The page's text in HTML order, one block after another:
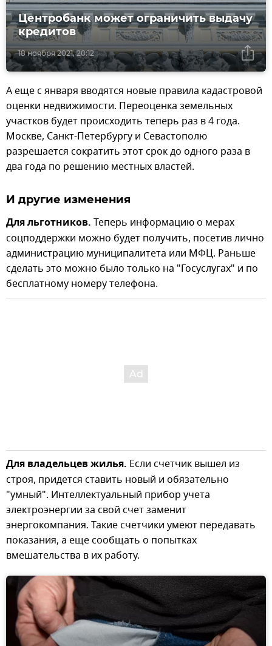
18 ноября 2021, 20:12
Центробанк может ограничить выдачу
кредитов
А еще с января вводятся новые правила кадастровой
оценки недвижимости. Переоценка земельных
участков будет происходить теперь раз в 4 года.
Москве, Санкт-Петербургу и Севастополю
разрешается сократить этот срок до одного раза в
два года по решению местных властей.
И другие изменения
Для льготников. Теперь информацию о мерах
соцподдержки можно будет получить, посетив лично
администрацию муниципалитета или МФЦ. Раньше
сделать это можно было только на "Госуслугах" и по
бесплатному номеру телефона.
Для владельцев жилья. Если счетчик вышел из
строя, придется ставить новый и обязательно
"умный". Интеллектуальный прибор учета
электроэнергии за свой счет заменит
энергокомпания. Такие счетчики умеют передавать
показания, а еще сообщать о попытках
вмешательства в их работу.